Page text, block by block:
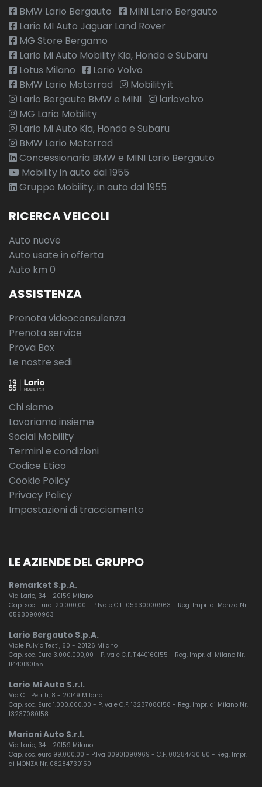
BMW Lario Bergauto
MINI Lario Bergauto
Lario MI Auto Jaguar Land Rover
MG Store Bergamo
Lario Mi Auto Mobility Kia, Honda e Subaru
Lotus Milano
Lario Volvo
BMW Lario Motorrad
Mobility.it
Lario Bergauto BMW e MINI
lariovolvo
MG Lario Mobility
Lario Mi Auto Kia, Honda e Subaru
BMW Lario Motorrad
Concessionaria BMW e MINI Lario Bergauto
Mobility in auto dal 1955
Gruppo Mobility, in auto dal 1955
RICERCA VEICOLI
Auto nuove
Auto usate in offerta
Auto km 0
ASSISTENZA
Prenota videoconsulenza
Prenota service
Prova Box
Le nostre sedi
Chi siamo
Lavoriamo insieme
Social Mobility
Termini e condizioni
Codice Etico
Cookie Policy
Privacy Policy
Impostazioni di tracciamento
LE AZIENDE DEL GRUPPO
Remarket S.p.A.
Via Lario, 34 - 20159 Milano
Cap. soc. Euro 120.000,00 - P.Iva e C.F. 05930900963 - Reg. Impr. di Monza Nr.
05930900963
Lario Bergauto S.p.A.
Viale Fulvio Testi, 60 - 20126 Milano
Cap. soc. Euro 3.000.000,00 - P.Iva e C.F. 11440160155 - Reg. Impr. di Milano Nr.
11440160155
Lario Mi Auto S.r.l.
Via C.I. Petitti, 8 - 20149 Milano
Cap. soc. Euro 1.000.000,00 - P.Iva e C.F. 13237080158 - Reg. Impr. di Milano Nr.
13237080158
Mariani Auto S.r.l.
Via Lario, 34 - 20159 Milano
Cap. soc. euro 99.000,00 - P.Iva 00901090969 - C.F. 08284730150 - Reg. Impr.
di MONZA Nr. 08284730150